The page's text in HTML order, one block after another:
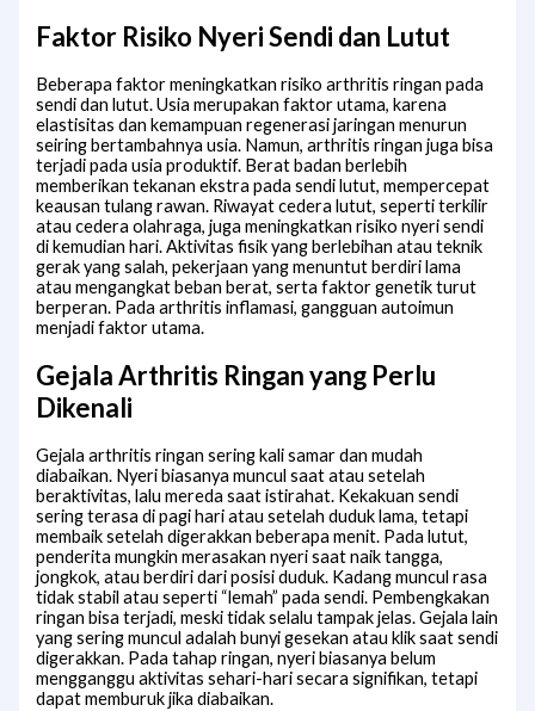
Faktor Risiko Nyeri Sendi dan Lutut
Beberapa faktor meningkatkan risiko arthritis ringan pada
sendi dan lutut. Usia merupakan faktor utama, karena
elastisitas dan kemampuan regenerasi jaringan menurun
seiring bertambahnya usia. Namun, arthritis ringan juga bisa
terjadi pada usia produktif. Berat badan berlebih
memberikan tekanan ekstra pada sendi lutut, mempercepat
keausan tulang rawan. Riwayat cedera lutut, seperti terkilir
atau cedera olahraga, juga meningkatkan risiko nyeri sendi
di kemudian hari. Aktivitas fisik yang berlebihan atau teknik
gerak yang salah, pekerjaan yang menuntut berdiri lama
atau mengangkat beban berat, serta faktor genetik turut
berperan. Pada arthritis inflamasi, gangguan autoimun
menjadi faktor utama.
Gejala Arthritis Ringan yang Perlu
Dikenali
Gejala arthritis ringan sering kali samar dan mudah
diabaikan. Nyeri biasanya muncul saat atau setelah
beraktivitas, lalu mereda saat istirahat. Kekakuan sendi
sering terasa di pagi hari atau setelah duduk lama, tetapi
membaik setelah digerakkan beberapa menit. Pada lutut,
penderita mungkin merasakan nyeri saat naik tangga,
jongkok, atau berdiri dari posisi duduk. Kadang muncul rasa
tidak stabil atau seperti “lemah” pada sendi. Pembengkakan
ringan bisa terjadi, meski tidak selalu tampak jelas. Gejala lain
yang sering muncul adalah bunyi gesekan atau klik saat sendi
digerakkan. Pada tahap ringan, nyeri biasanya belum
mengganggu aktivitas sehari-hari secara signifikan, tetapi
dapat memburuk jika diabaikan.